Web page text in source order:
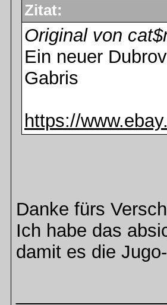
Zitat:
Original von
Ein neuer
Gabris
https://
Danke fürs
Ich habe das
damit es die